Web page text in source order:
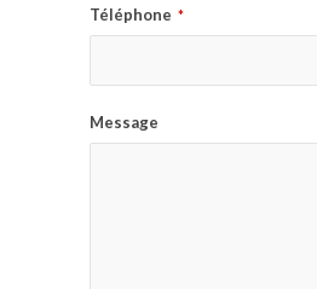
Téléphone *
Message